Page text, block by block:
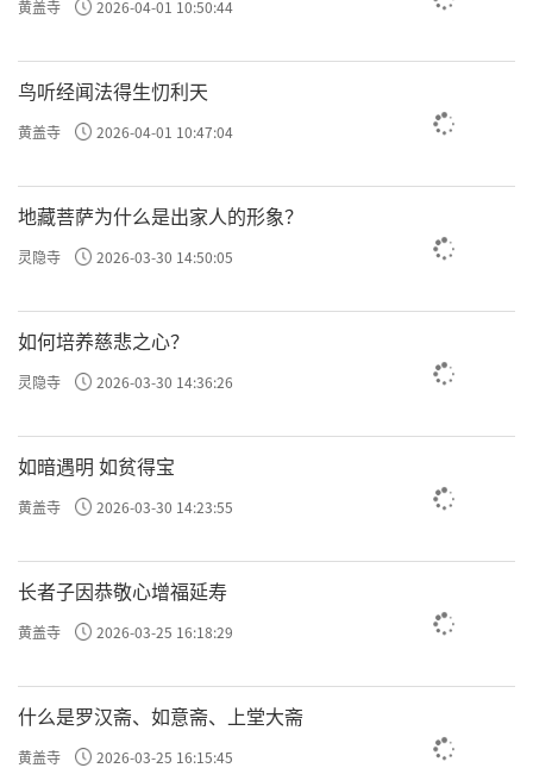
黄盖寺 2026-04-01 10:50:44
鸟听经闻法得生忉利天
黄盖寺 2026-04-01 10:47:04
地藏菩萨为什么是出家人的形象？
灵隐寺 2026-03-30 14:50:05
如何培养慈悲之心？
灵隐寺 2026-03-30 14:36:26
如暗遇明 如贫得宝
黄盖寺 2026-03-30 14:23:55
长者子因恭敬心增福延寿
黄盖寺 2026-03-25 16:18:29
什么是罗汉斋、如意斋、上堂大斋
黄盖寺 2026-03-25 16:15:45